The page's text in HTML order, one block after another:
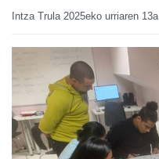
Intza Trula 2025eko urriaren 13a